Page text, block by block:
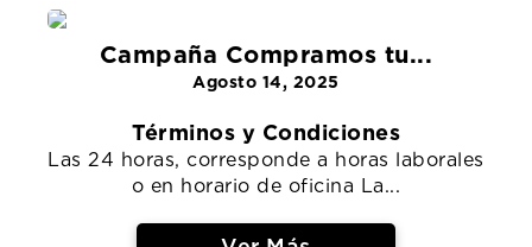
Campaña Compramos tu...
Agosto 14, 2025
Términos y Condiciones
Las 24 horas, corresponde a horas laborales
o en horario de oficina La...